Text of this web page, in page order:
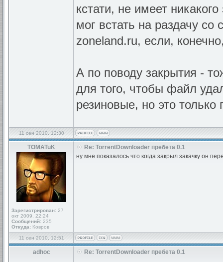
кстати, не имеет
мог встать на раздачу
zoneland.ru, если,
А по поводу закрытия -
для того, чтобы файл
резиновые, но это
11 сен 2010, 12:30
TOMATuK
Зарегистрирован: 27
окт 2009, 22:24
Сообщений: 235
Откуда: Ковров
Re: TorrentDownloader пребета 0.1
ну мне показалось что когда закрыл закачку он
11 сен 2010, 12:51
adhoc Re: TorrentDownloader пребета 0.1